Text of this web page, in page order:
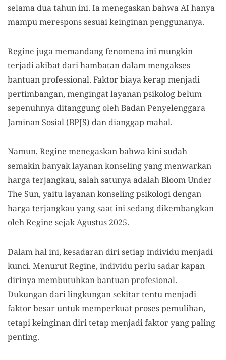
selama dua tahun ini. Ia menegaskan bahwa AI hanya
mampu merespons sesuai keinginan penggunanya.
Regine juga memandang fenomena ini mungkin
terjadi akibat dari hambatan dalam mengakses
bantuan professional. Faktor biaya kerap menjadi
pertimbangan, mengingat layanan psikolog belum
sepenuhnya ditanggung oleh Badan Penyelenggara
Jaminan Sosial (BPJS) dan dianggap mahal.
Namun, Regine menegaskan bahwa kini sudah
semakin banyak layanan konseling yang menwarkan
harga terjangkau, salah satunya adalah Bloom Under
The Sun, yaitu layanan konseling psikologi dengan
harga terjangkau yang saat ini sedang dikembangkan
oleh Regine sejak Agustus 2025.
Dalam hal ini, kesadaran diri setiap individu menjadi
kunci. Menurut Regine, individu perlu sadar kapan
dirinya membutuhkan bantuan profesional.
Dukungan dari lingkungan sekitar tentu menjadi
faktor besar untuk memperkuat proses pemulihan,
tetapi keinginan diri tetap menjadi faktor yang paling
penting.